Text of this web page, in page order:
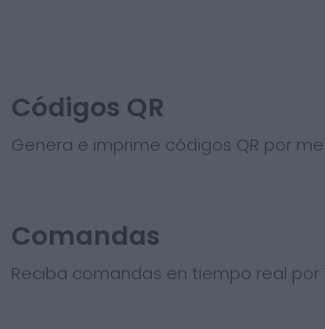
Códigos QR
Genera e imprime códigos QR por
Comandas
Reciba comandas en tiempo real por